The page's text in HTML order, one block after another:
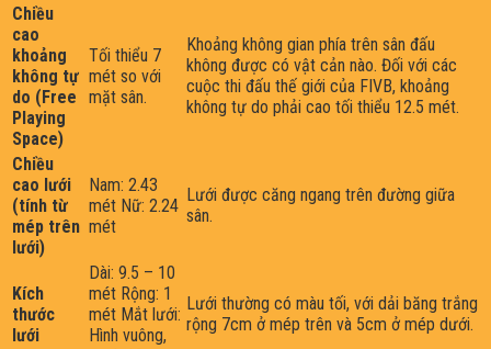
Chiều
cao
khoảng
không tự
do (Free
Playing
Space)
Tối thiểu 7
mét so với
mặt sân.
Khoảng không gian phía trên sân đấu
không được có vật cản nào. Đối với các
cuộc thi đấu thế giới của FIVB, khoảng
không tự do phải cao tối thiểu 12.5 mét.
Chiều
cao lưới
(tính từ
mép trên
lưới)
Nam: 2.43
mét Nữ: 2.24
mét
Lưới được căng ngang trên đường giữa
sân.
Kích
thước
lưới
Dài: 9.5 – 10
mét Rộng: 1
mét Mắt lưới:
Hình vuông,
Lưới thường có màu tối, với dải băng trắng
rộng 7cm ở mép trên và 5cm ở mép dưới.